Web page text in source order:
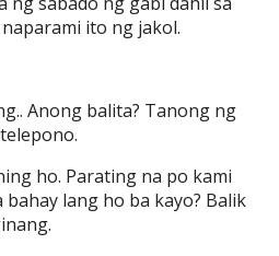
ito ng jakol.
Anong balita? Tanong ng
ho. Parating na po kami
bahay lang ho ba kayo? Balik